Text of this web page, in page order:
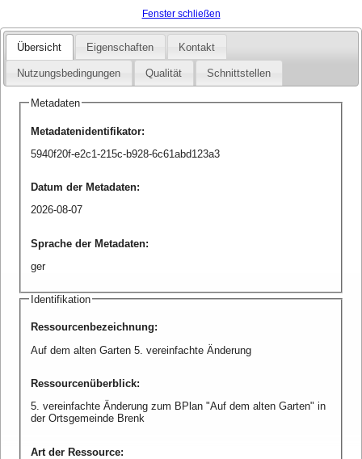
Fenster schließen
Übersicht Eigenschaften Kontakt
Nutzungsbedingungen Qualität Schnittstellen
Metadaten
Metadatenidentifikator:
5940f20f-e2c1-215c-b928-6c61abd123a3
Datum der Metadaten:
2026-08-07
Sprache der Metadaten:
ger
Identifikation
Ressourcenbezeichnung:
Auf dem alten Garten 5. vereinfachte Änderung
Ressourcenüberblick:
5. vereinfachte Änderung zum BPlan "Auf dem alten Garten" in
der Ortsgemeinde Brenk
Art der Ressource: